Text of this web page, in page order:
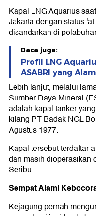
Kapal LNG Aquarius
Jakarta dengan status
disandarkan di
Baca juga:
Profil LNG
ASABRI yang
Lebih lanjut, melalui
Sumber Daya Mineral
adalah kapal tanker
kilang PT Badak NGL
Agustus 1977.
Kapal tersebut terdaftar
dan masih dioperasikan
Seribu.
Sempat Alami
Kejagung pernah